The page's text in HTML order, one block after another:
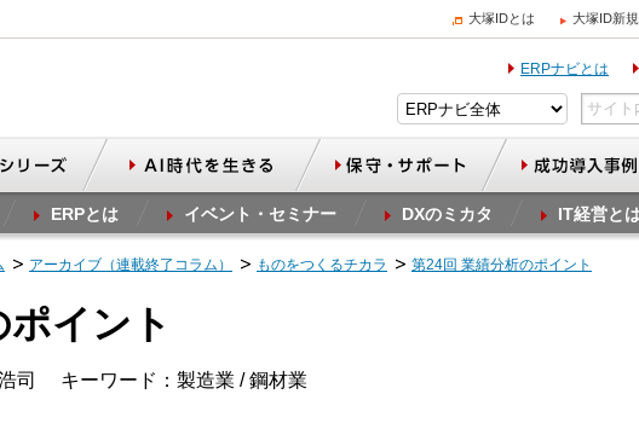
大塚IDとは 大塚ID新
ERPナビとは
ERPとは イベント・セミナー DXのミカタ IT経営と
アーカイブ（連載終了コラム） ものをつくるチカラ 第24回 業績分析のポイント
イント
司 キーワード：製造業 / 鋼材業